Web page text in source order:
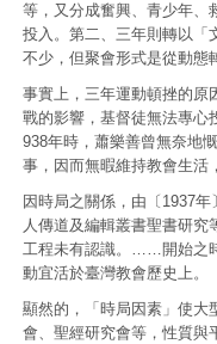
等，又分成奮興、青少年、
投入。第二、三年則轉以「
不少，但聚會形式是從動態
事實上，三年運動頓挫的原
戰的影響，基督徒無法專心
938年時，蕭樂善曾無奈地
事，因而無暇維持教會生活
因時局之關係，由〔1937
人傳道及編輯叢書聖書研
工程未有認識。……開始之
動宜活於臺灣教會歷史上。
顯然的，「時局因素」使大
會、聖經研究會等，性質與